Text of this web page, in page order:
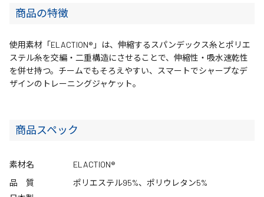
商品の特徴
使用素材「ELACTION®」は、伸縮するスパンデックス糸とポリエ
ステル糸を交編・二重構造にさせることで、伸縮性・吸水速乾性
を併せ持つ。チームでもそろえやすい、スマートでシャープなデ
ザインのトレーニングジャケット。
商品スペック
素材名
ELACTION®
品 質
ポリエステル95%、ポリウレタン5%